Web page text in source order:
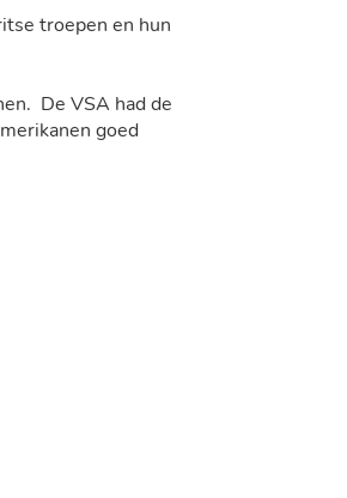
troepen en hun
De VSA had de
goed